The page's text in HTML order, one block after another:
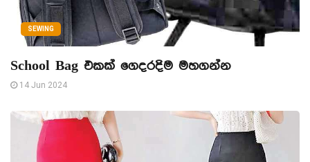
SEWING
School Bag එකක් ගෙදරදිම මහගන්න
14 Jun 2024